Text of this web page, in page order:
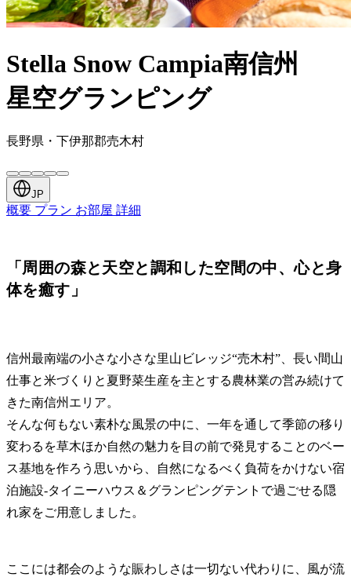
Stella Snow Campia南信州
星空グランピング
長野県・下伊那郡売木村
JP
概要 プラン お部屋 詳細
「周囲の森と天空と調和した空間の中、心と身
体を癒す」
信州最南端の小さな小さな里山ビレッジ“売木村”、長い間山
仕事と米づくりと夏野菜生産を主とする農林業の営み続けて
きた南信州エリア。
そんな何もない素朴な風景の中に、一年を通して季節の移り
変わるを草木ほか自然の魅力を目の前で発見することのベー
ス基地を作ろう思いから、自然になるべく負荷をかけない宿
泊施設-タイニーハウス＆グランピングテントで過ごせる隠
れ家をご用意しました。
ここには都会のような賑わしさは一切ない代わりに、風が流